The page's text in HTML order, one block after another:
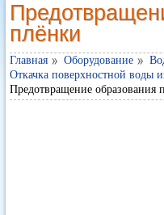
плёнки
Главная Оборудование
Откачка поверхностной воды
Предотвращение образования